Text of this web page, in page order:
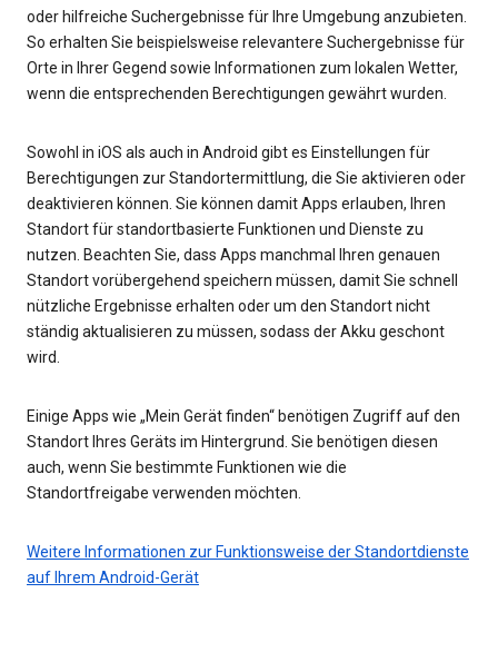
oder hilfreiche Suchergebnisse für Ihre Umgebung anzubieten.
So erhalten Sie beispielsweise relevantere Suchergebnisse für
Orte in Ihrer Gegend sowie Informationen zum lokalen Wetter,
wenn die entsprechenden Berechtigungen gewährt wurden.
Sowohl in iOS als auch in Android gibt es Einstellungen für
Berechtigungen zur Standortermittlung, die Sie aktivieren oder
deaktivieren können. Sie können damit Apps erlauben, Ihren
Standort für standortbasierte Funktionen und Dienste zu
nutzen. Beachten Sie, dass Apps manchmal Ihren genauen
Standort vorübergehend speichern müssen, damit Sie schnell
nützliche Ergebnisse erhalten oder um den Standort nicht
ständig aktualisieren zu müssen, sodass der Akku geschont
wird.
Einige Apps wie „Mein Gerät finden“ benötigen Zugriff auf den
Standort Ihres Geräts im Hintergrund. Sie benötigen diesen
auch, wenn Sie bestimmte Funktionen wie die
Standortfreigabe verwenden möchten.
Weitere Informationen zur Funktionsweise der Standortdienste
auf Ihrem Android-Gerät